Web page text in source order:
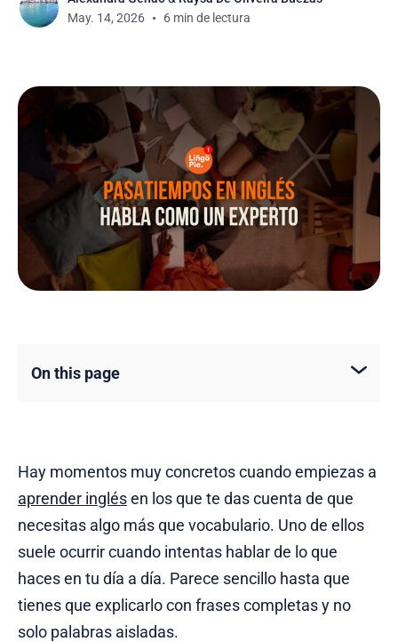
May. 14, 2026
6 min de lectura
On this page
Hay momentos muy concretos cuando empiezas a
aprender inglésen los que te das cuenta de que
necesitas algo más que vocabulario. Uno de ellos
suele ocurrir cuando intentas hablar de lo que
haces en tu día a día. Parece sencillo hasta que
tienes que explicarlo con frases completas y no
solo palabras aisladas.